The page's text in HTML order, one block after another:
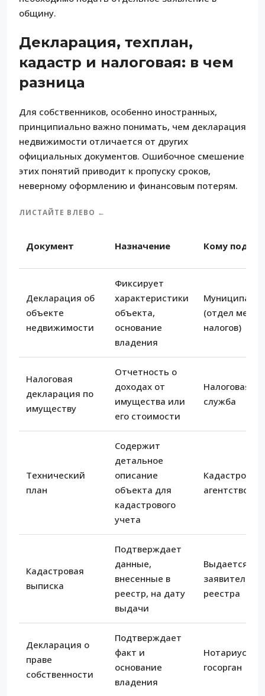
общину.
Декларация, техплан,
кадастр и налоговая: в чем
разница
Для собственников, особенно иностранных,
принципиально важно понимать, чем декларация
недвижимости отличается от других
официальных документов. Ошибочное смешение
этих понятий приводит к пропуску сроков,
неверному оформлению и финансовым потерям.
ЛИСТАЙТЕ ВЛЕВО ←
Документ Назначение Кому
Декларация об
объекте
недвижимости
Фиксирует
характеристики
объекта,
основание
владения
(отдел
налогов)
Налоговая
декларация по
имуществу
Отчетность о
доходах от
имущества или
его стоимости
Налоговая
служба
Технический
план
Содержит
детальное
описание
объекта для
кадастрового
учета
Кадастровое
агентство
Кадастровая
выписка
Подтверждает
данные,
внесенные в
реестр, на дату
выдачи
Выдается
заявителю из
реестра
Декларация о
праве
собственности
Подтверждает
факт и
основание
владения
Нотариус,
госорган